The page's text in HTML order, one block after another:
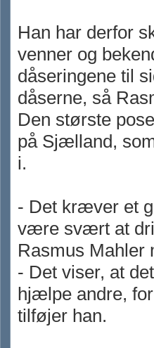
Han har derfor
venner og
dåseringene til
dåserne, så
Den største
på Sjælland,
i.
- Det kræver et
være svært at
Rasmus Mahler
- Det viser, at
hjælpe andre,
tilføjer han.